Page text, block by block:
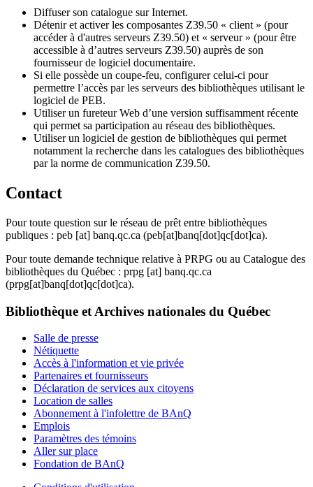
Diffuser son catalogue sur Internet.
Détenir et activer les composantes Z39.50 « client » (pour
accéder à d'autres serveurs Z39.50) et « serveur » (pour être
accessible à d’autres serveurs Z39.50) auprès de son
fournisseur de logiciel documentaire.
Si elle possède un coupe-feu, configurer celui-ci pour
permettre l’accès par les serveurs des bibliothèques utilisant le
logiciel de PEB.
Utiliser un fureteur Web d’une version suffisamment récente
qui permet sa participation au réseau des bibliothèques.
Utiliser un logiciel de gestion de bibliothèques qui permet
notamment la recherche dans les catalogues des bibliothèques
par la norme de communication Z39.50.
Contact
Pour toute question sur le réseau de prêt entre bibliothèques
publiques : peb [at] banq.qc.ca (peb[at]banq[dot]qc[dot]ca).
Pour toute demande technique relative à PRPG ou au Catalogue des
bibliothèques du Québec : prpg [at] banq.qc.ca
(prpg[at]banq[dot]qc[dot]ca).
Bibliothèque et Archives nationales du Québec
Salle de presse
Nétiquette
Accès à l'information et vie privée
Partenaires et fournisseurs
Déclaration de services aux citoyens
Location de salles
Abonnement à l'infolettre de BAnQ
Emplois
Paramètres des témoins
Aller sur place
Fondation de BAnQ